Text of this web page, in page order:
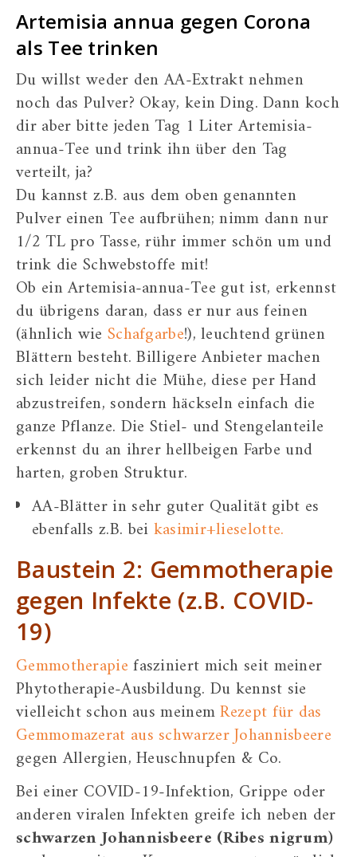
Artemisia annua gegen Corona
als Tee trinken
Du willst weder den AA-Extrakt nehmen
noch das Pulver? Okay, kein Ding. Dann koch
dir aber bitte jeden Tag 1 Liter Artemisia-
annua-Tee und trink ihn über den Tag
verteilt, ja?
Du kannst z.B. aus dem oben genannten
Pulver einen Tee aufbrühen; nimm dann nur
1/2 TL pro Tasse, rühr immer schön um und
trink die Schwebstoffe mit!
Ob ein Artemisia-annua-Tee gut ist, erkennst
du übrigens daran, dass er nur aus feinen
(ähnlich wie Schafgarbe!), leuchtend grünen
Blättern besteht. Billigere Anbieter machen
sich leider nicht die Mühe, diese per Hand
abzustreifen, sondern häckseln einfach die
ganze Pflanze. Die Stiel- und Stengelanteile
erkennst du an ihrer hellbeigen Farbe und
harten, groben Struktur.
AA-Blätter in sehr guter Qualität gibt es
ebenfalls z.B. beikasimir+lieselotte.
Baustein 2: Gemmotherapie
gegen Infekte (z.B. COVID-
19)
Gemmotherapiefasziniert mich seit meiner
Phytotherapie-Ausbildung. Du kennst sie
vielleicht schon aus meinemRezept für das
Gemmomazerat aus schwarzer Johannisbeere
gegen Allergien, Heuschnupfen & Co.
Bei einer COVID-19-Infektion, Grippe oder
anderen viralen Infekten greife ich neben der
schwarzen Johannisbeere (Ribes nigrum)